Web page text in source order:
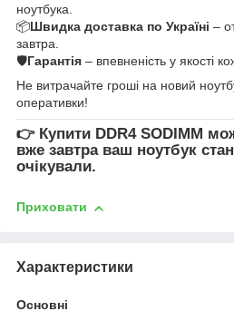
ноутбука.
📦Швидка доставка по Україні –
завтра.
🛡Гарантія – впевненість у якості
Не витрачайте гроші на новий
оперативки!
👉 Купити DDR4 SODIMM
вже завтра ваш ноутбук
очікували.
Приховати
Характеристики
Основні